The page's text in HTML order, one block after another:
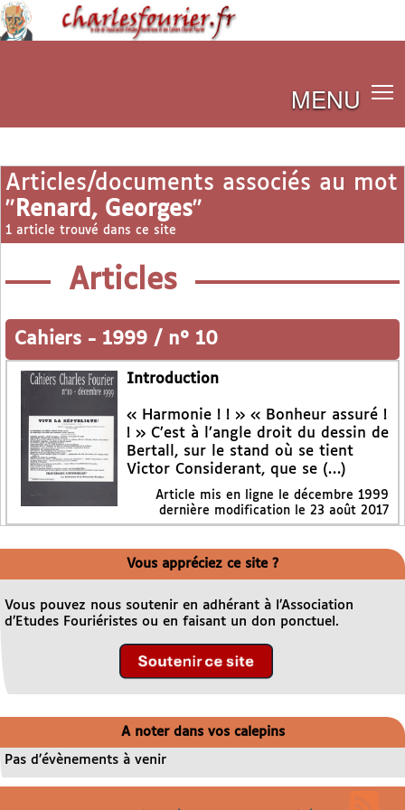
MENU
Articles/documents associés au mot
" Renard, Georges"
1 article trouvé dans ce site
Articles
Cahiers - 1999 / n° 10
Introduction
« Harmonie ! ! » « Bonheur assuré !
! » C’est à l’angle droit du dessin de
Bertall, sur le stand où se tient
Victor Considerant, que se (…)
Article mis en ligne le décembre 1999
dernière modification le 23 août 2017
Vous appréciez ce site ?
Vous pouvez nous soutenir en adhérant à l’Association
d’Etudes Fouriéristes ou en faisant un don ponctuel.
A noter dans vos calepins
Pas d’évènements à venir